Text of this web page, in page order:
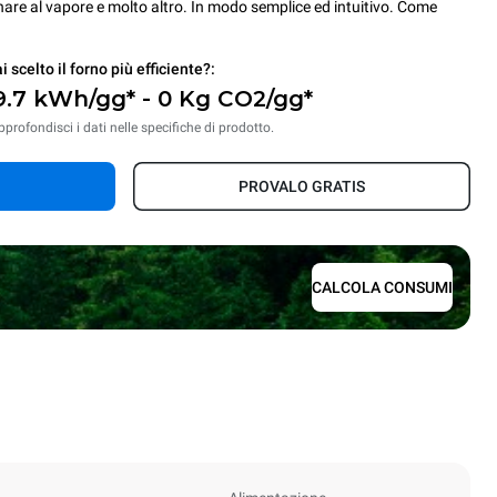
al vapore e molto altro. In modo semplice ed intuitivo. Come
scelto il forno più efficiente?:
kWh/gg* - 0 Kg CO2/gg*
i dati nelle specifiche di prodotto.
PROVALO GRATIS
CALCOLA CONSUMI